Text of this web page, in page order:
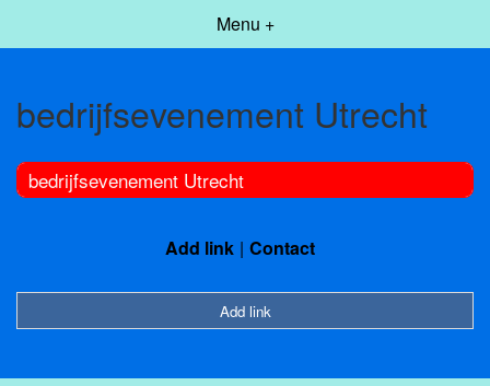
Menu +
bedrijfsevenement Utrecht
bedrijfsevenement Utrecht
Add link Contact
Add link